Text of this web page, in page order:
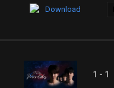
Download
1 - 1